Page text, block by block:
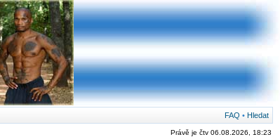
FAQ • Hledat
Právě je čtv 06.08.2026, 18:23